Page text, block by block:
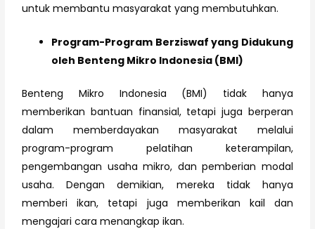
untuk membantu masyarakat yang membutuhkan.
Program-Program Berziswaf yang Didukung
oleh Benteng Mikro Indonesia (BMI)
Benteng Mikro Indonesia (BMI) tidak hanya
memberikan bantuan finansial, tetapi juga berperan
dalam memberdayakan masyarakat melalui
program-program pelatihan keterampilan,
pengembangan usaha mikro, dan pemberian modal
usaha. Dengan demikian, mereka tidak hanya
memberi ikan, tetapi juga memberikan kail dan
mengajari cara menangkap ikan.